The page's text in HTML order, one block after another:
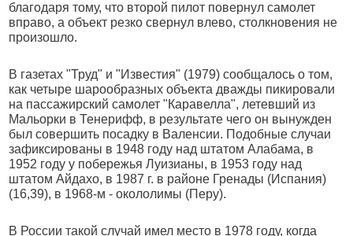
благодаря тому, что второй пилот повернул самолет
вправо, а объект резко свернул влево, столкновения не
произошло.
В газетах "Труд" и "Известия" (1979) сообщалось о том,
как четыре шарообразных объекта дважды пикировали
на пассажирский самолет "Каравелла", летевший из
Мальорки в Тенерифф, в результате чего он вынужден
был совершить посадку в Валенсии. Подобные случаи
зафиксированы в 1948 году над штатом Алабама, в
1952 году у побережья Луизианы, в 1953 году над
штатом Айдахо, в 1987 г. в районе Гренады (Испания)
(16,39), в 1968-м - окололимы (Перу).
В России такой случай имел место в 1978 году, когда